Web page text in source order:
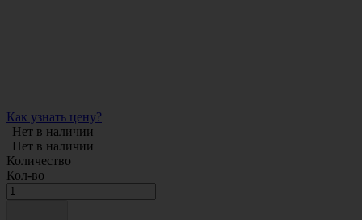
Как узнать цену?
Нет в наличии
Нет в наличии
Количество
Кол-во